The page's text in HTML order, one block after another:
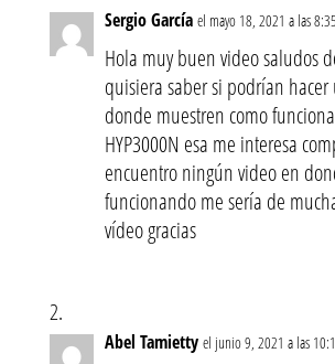
Sergio García el mayo 18, 2021 a las
Hola muy buen video saludos
quisiera saber si podrían
donde muestren como
HYP3000N esa me interesa
encuentro ningún video en
funcionando me sería de
vídeo gracias
Abel Tamietty el junio 9, 2021 a las